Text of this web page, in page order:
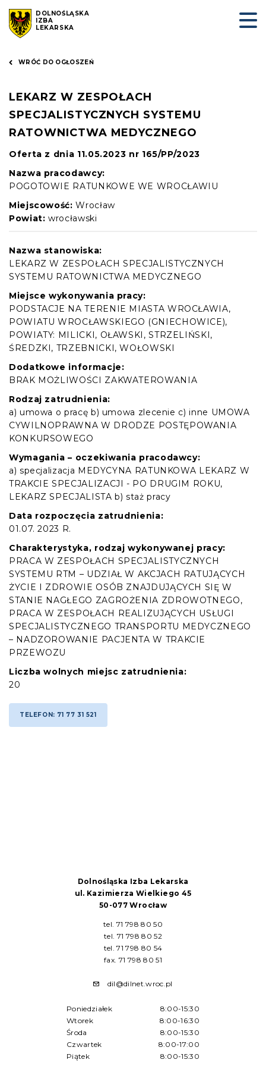
DOLNOŚLĄSKA
IZBA
LEKARSKA
WRÓĆ DO OGŁOSZEŃ
LEKARZ W ZESPOŁACH
SPECJALISTYCZNYCH SYSTEMU
RATOWNICTWA MEDYCZNEGO
Oferta z dnia 11.05.2023 nr 165/PP/2023
Nazwa pracodawcy:
POGOTOWIE RATUNKOWE WE WROCŁAWIU
Miejscowość: Wrocław
Powiat: wrocławski
Nazwa stanowiska:
LEKARZ W ZESPOŁACH SPECJALISTYCZNYCH
SYSTEMU RATOWNICTWA MEDYCZNEGO
Miejsce wykonywania pracy:
PODSTACJE NA TERENIE MIASTA WROCŁAWIA,
POWIATU WROCŁAWSKIEGO (GNIECHOWICE),
POWIATY: MILICKI, OŁAWSKI, STRZELIŃSKI,
ŚREDZKI, TRZEBNICKI, WOŁOWSKI
Dodatkowe informacje:
BRAK MOŻLIWOŚCI ZAKWATEROWANIA
Rodzaj zatrudnienia:
a) umowa o pracę b) umowa zlecenie c) inne UMOWA
CYWILNOPRAWNA W DRODZE POSTĘPOWANIA
KONKURSOWEGO
Wymagania – oczekiwania pracodawcy:
a) specjalizacja MEDYCYNA RATUNKOWA LEKARZ W
TRAKCIE SPECJALIZACJI - PO DRUGIM ROKU,
LEKARZ SPECJALISTA b) staż pracy
Data rozpoczęcia zatrudnienia:
01.07. 2023 R.
Charakterystyka, rodzaj wykonywanej pracy:
PRACA W ZESPOŁACH SPECJALISTYCZNYCH
SYSTEMU RTM – UDZIAŁ W AKCJACH RATUJĄCYCH
ŻYCIE I ZDROWIE OSÓB ZNAJDUJĄCYCH SIĘ W
STANIE NAGŁEGO ZAGROŻENIA ZDROWOTNEGO,
PRACA W ZESPOŁACH REALIZUJĄCYCH USŁUGI
SPECJALISTYCZNEGO TRANSPORTU MEDYCZNEGO
– NADZOROWANIE PACJENTA W TRAKCIE
PRZEWOZU
Liczba wolnych miejsc zatrudnienia:
20
TELEFON: 71 77 31 521
Dolnośląska Izba Lekarska
ul. Kazimierza Wielkiego 45
50-077 Wrocław
tel. 71 798 80 50
tel. 71 798 80 52
tel. 71 798 80 54
fax. 71 798 80 51
dil@dilnet.wroc.pl
Poniedziałek
8:00-15:30
Wtorek
8:00-16:30
Środa
8:00-15:30
Czwartek
8:00-17:00
Piątek
8:00-15:30